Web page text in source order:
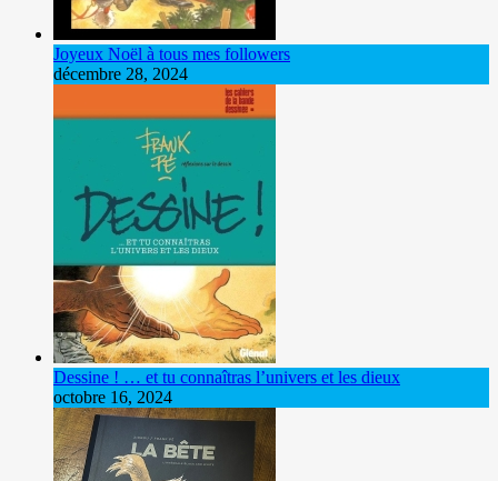
Joyeux Noël à tous mes followers
décembre 28, 2024
Dessine ! … et tu connaîtras l’univers et les dieux
octobre 16, 2024